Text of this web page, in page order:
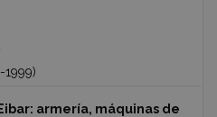
1999)
armería, máquinas de